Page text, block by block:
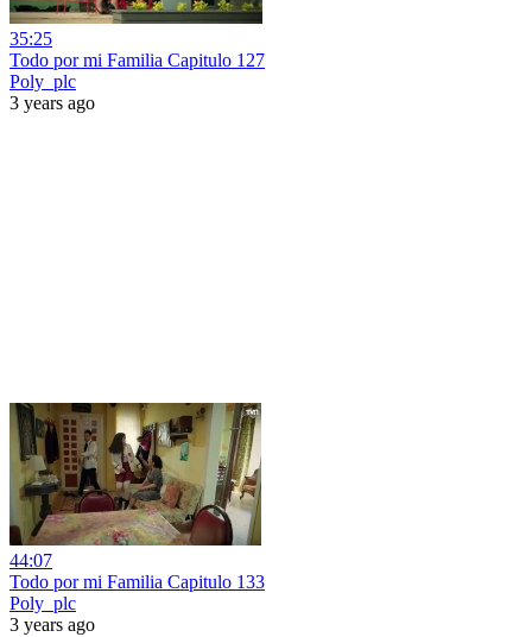
35:25
Todo por mi Familia Capitulo 127
Poly_plc
3 years ago
44:07
Todo por mi Familia Capitulo 133
Poly_plc
3 years ago